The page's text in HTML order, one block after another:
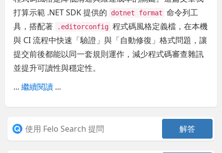
打算示範 .NET SDK 提供的
dotnet format 命令列工
具，搭配著
.editorconfig 程式碼風格定義檔，在本機
與 CI 流程中快速「驗證」與「自動修復」格式問題，讓
提交前後都能以同一套規則運作，減少程式碼審查雜訊
並提升可讀性與穩定性。
...繼續閱讀 ...